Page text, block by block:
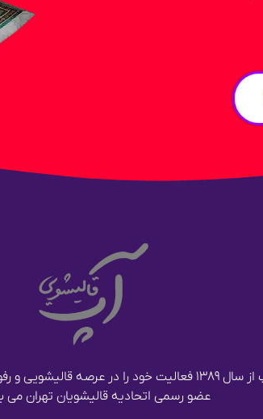
قالیشویی آپ از سال ۱۳۸۹ فعالیت خود را در عرصه
عضو رسمی اتحادیه قالیشویان تهران می